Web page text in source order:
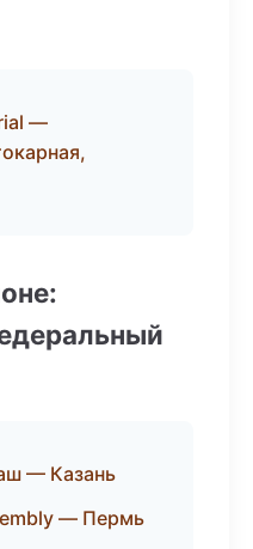
—
— Казань
— Пермь